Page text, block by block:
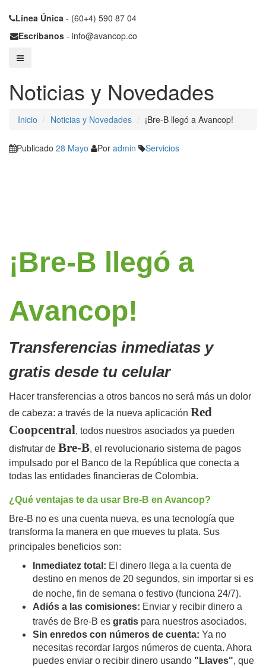
Línea Única - (60+4) 590 87 04
Escríbanos - info@avancop.co
Noticias y Novedades
Inicio Noticias y Novedades ¡Bre-B llegó a Avancop!
Publicado 28 Mayo Por admin Servicios
¡Bre-B llegó a
Avancop!
Transferencias inmediatas y
gratis desde tu celular
Hacer transferencias a otros bancos no será más un dolor
de cabeza: a través de la nueva aplicación Red
Coopcentral, todos nuestros asociados ya pueden
disfrutar de Bre-B, el revolucionario sistema de pagos
impulsado por el Banco de la República que conecta a
todas las entidades financieras de Colombia.
¿Qué ventajas te da usar Bre-B en Avancop?
Bre-B no es una cuenta nueva, es una tecnología que
transforma la manera en que mueves tu plata. Sus
principales beneficios son:
Inmediatez total: El dinero llega a la cuenta de
destino en menos de 20 segundos, sin importar si es
de noche, fin de semana o festivo (funciona 24/7).
Adiós a las comisiones: Enviar y recibir dinero a
través de Bre-B es gratis para nuestros asociados.
Sin enredos con números de cuenta: Ya no
necesitas recordar largos números de cuenta. Ahora
puedes enviar o recibir dinero usando "Llaves", que